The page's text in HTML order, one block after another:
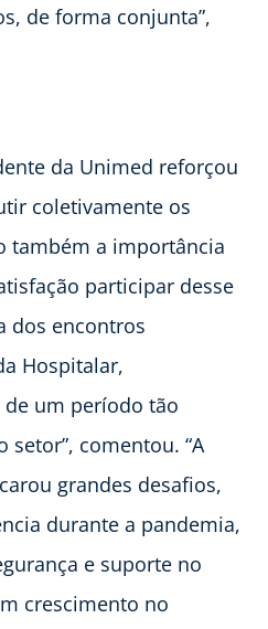
de forma conjunta”,
da Unimed reforçou
coletivamente os
também a importância
participar desse
dos encontros
Hospitalar,
um período tão
setor”, comentou. “A
grandes desafios,
durante a pandemia,
e suporte no
crescimento no